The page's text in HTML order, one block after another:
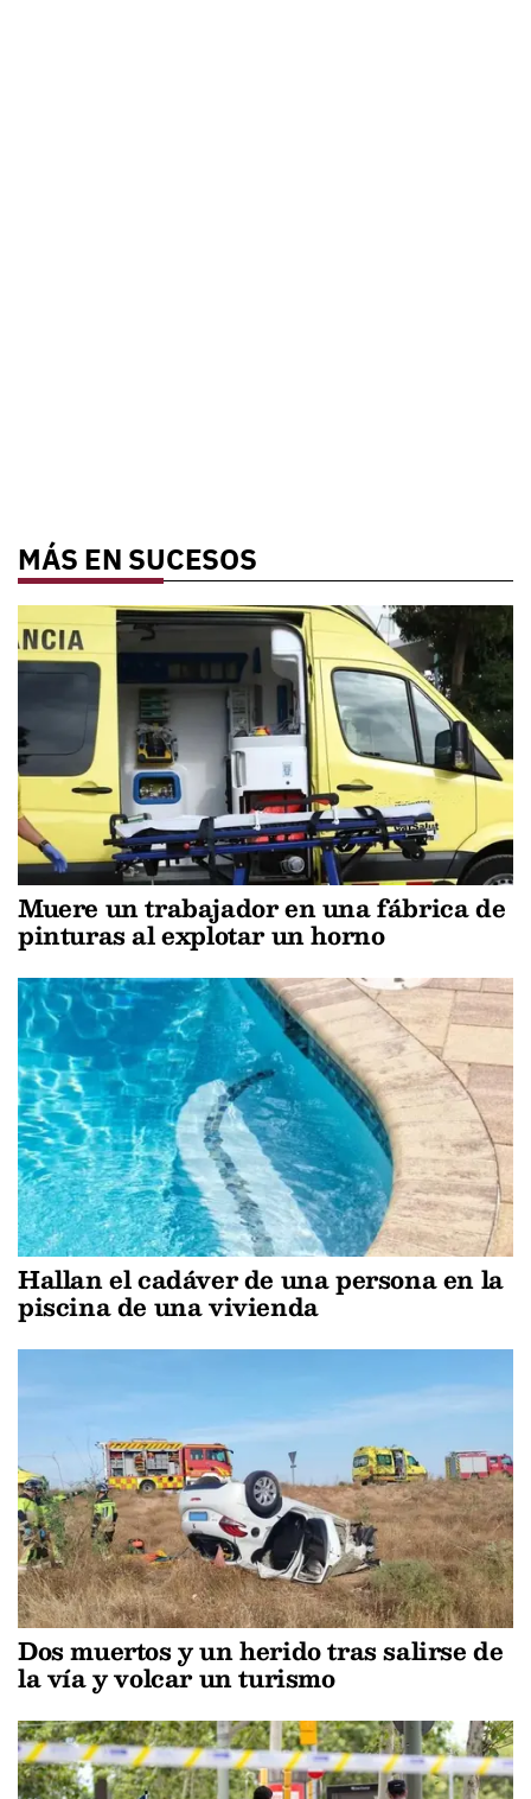
MÁS EN SUCESOS
Muere un trabajador en una fábrica de
pinturas al explotar un horno
Hallan el cadáver de una persona en la
piscina de una vivienda
Dos muertos y un herido tras salirse de
la vía y volcar un turismo